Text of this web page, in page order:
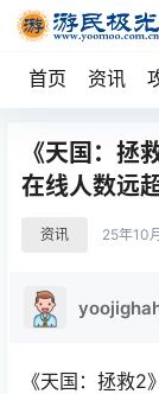
首页 资讯
《天国：拯
在线人数远
资讯 25年10
《天国：拯救